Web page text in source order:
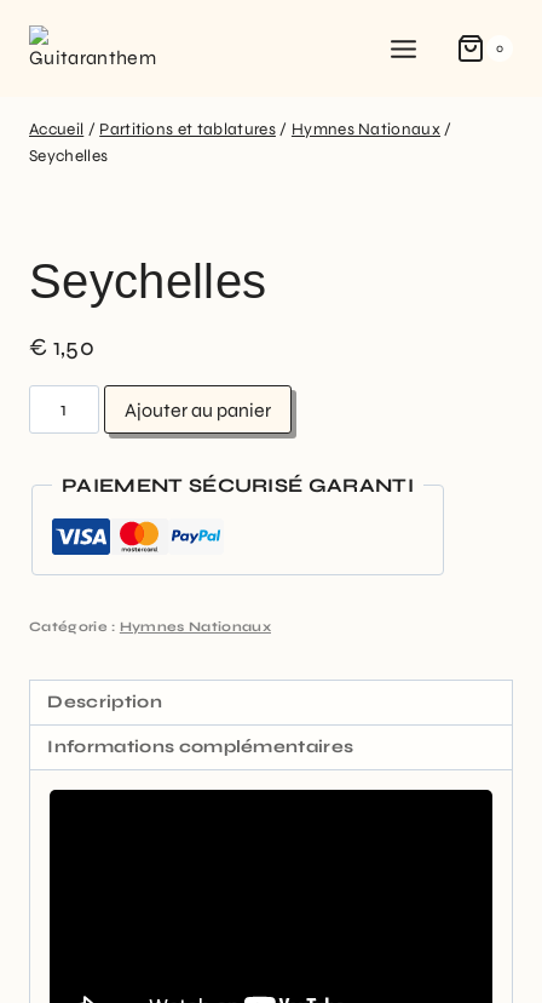
0
Accueil / Partitions et tablatures / Hymnes Nationaux /
Seychelles
Seychelles
€ 1,50
Ajouter au panier
PAIEMENT SÉCURISÉ GARANTI
Catégorie : Hymnes Nationaux
Description
Informations complémentaires